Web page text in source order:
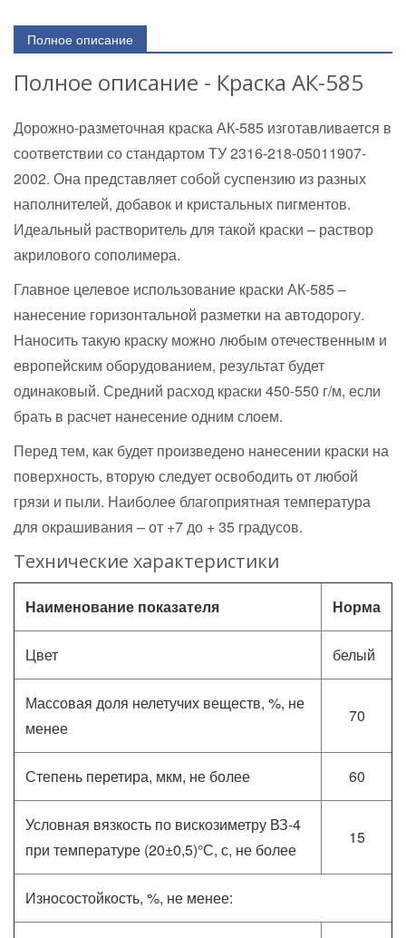
Полное описание
Полное описание - Краска АК-585
Дорожно-разметочная краска АК-585 изготавливается в
соответствии со стандартом ТУ 2316-218-05011907-
2002. Она представляет собой суспензию из разных
наполнителей, добавок и кристальных пигментов.
Идеальный растворитель для такой краски – раствор
акрилового сополимера.
Главное целевое использование краски АК-585 –
нанесение горизонтальной разметки на автодорогу.
Наносить такую краску можно любым отечественным и
европейским оборудованием, результат будет
одинаковый. Средний расход краски 450-550 г/м, если
брать в расчет нанесение одним слоем.
Перед тем, как будет произведено нанесении краски на
поверхность, вторую следует освободить от любой
грязи и пыли. Наиболее благоприятная температура
для окрашивания – от +7 до + 35 градусов.
Технические характеристики
Наименование показателя Норма
Цвет белый
Массовая доля нелетучих веществ, %, не
менее
70
Степень перетира, мкм, не более 60
Условная вязкость по вискозиметру ВЗ-4
при температуре (20±0,5)°С, с, не более
15
Износостойкость, %, не менее: